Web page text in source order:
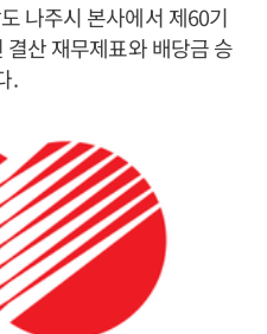
나주시 본사에서 제60기
산 재무제표와 배당금 승
.